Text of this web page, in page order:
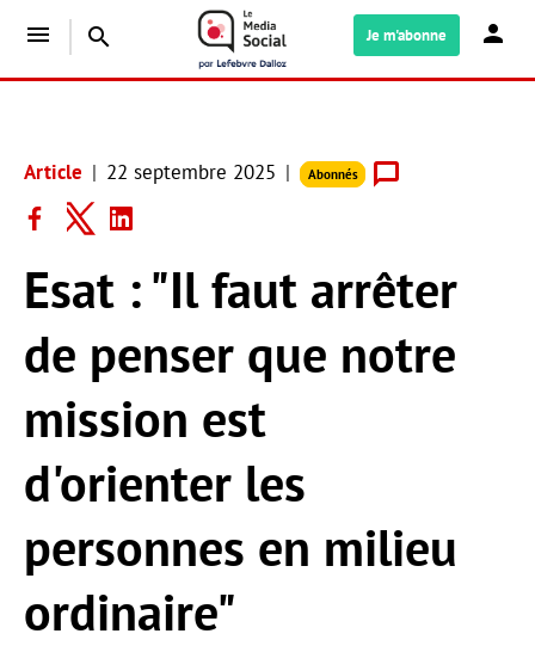
menu search Je m'abonne
Article 22 septembre 2025 Abonnés
Esat : "Il faut arrêter
de penser que notre
mission est
d'orienter les
personnes en milieu
ordinaire"